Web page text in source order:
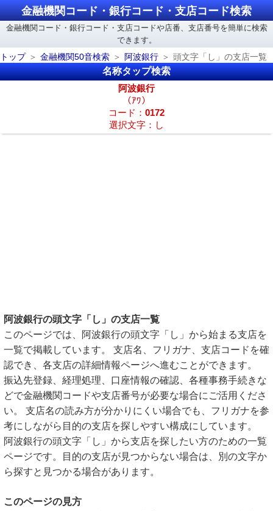
金融機関コード・銀行コード・支店コード検索
金融機関コード・銀行コード・支店コードや店番、支店番号を簡単に検索
できます。
トップ
金融機関50音検索 阿波銀行 頭文字「し」の支店一覧
名称タップ検索
阿波銀行
（ｱﾜ）
コード： 0172
選択文字：し
阿波銀行の頭文字「し」の支店一覧
このページでは、阿波銀行の頭文字「し」から始まる支店を
一覧で掲載しています。 支店名、フリガナ、支店コードを確
認でき、各支店の詳細情報ページへ進むことができます。
振込先登録、経理処理、口座情報の確認、各種事務手続きな
どで金融機関コードや支店番号が必要な場合にご活用くださ
い。 支店名の読み方が分かりにくい場合でも、フリガナを参
考にしながら目的の支店を探しやすい構成にしています。
阿波銀行の頭文字「し」から支店を探したい方のための一覧
ページです。目的の支店が見つからない場合は、別の文字か
ら探すと見つかる場合があります。
このページの見方